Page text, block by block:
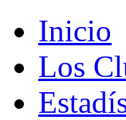
Inicio
Los